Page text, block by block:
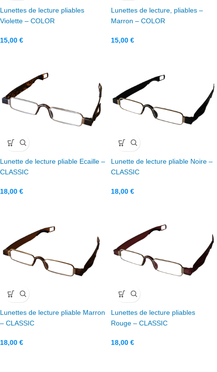
Lunettes de lecture pliables
Violette – COLOR
15,00 €
Lunettes de lecture, pliables –
Marron – COLOR
15,00 €
Lunette de lecture pliable Ecaille –
CLASSIC
18,00 €
Lunette de lecture pliable Noire –
CLASSIC
18,00 €
Lunettes de lecture pliable Marron
– CLASSIC
18,00 €
Lunettes de lecture pliables
Rouge – CLASSIC
18,00 €